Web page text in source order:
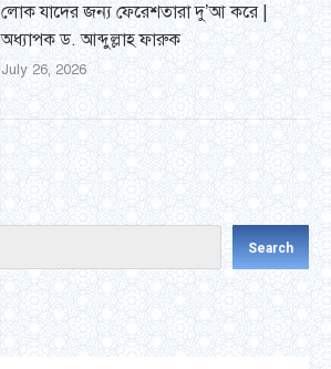
লোক যাদের জন্য ফেরেশতারা দু’আ করে |
অধ্যাপক ড. আব্দুল্লাহ ফারুক
July 26, 2026
Search